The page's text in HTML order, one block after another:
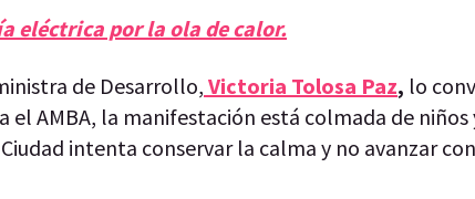
eléctrica por la ola de calor.
de Desarrollo, Victoria Tolosa Paz, lo
el AMBA, la manifestación está colmada de niños
intenta conservar la calma y no avanzar